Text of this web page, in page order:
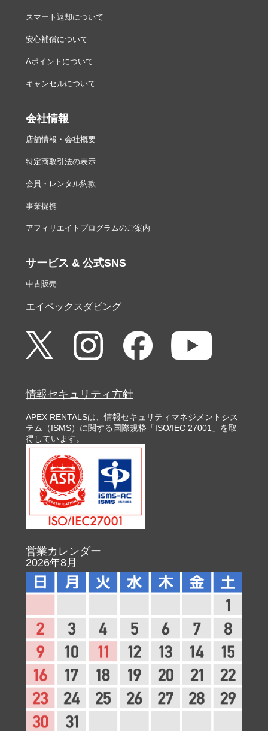
スマート返却について
安心補償について
Aポイントについて
キャンセルについて
会社情報
店舗情報・会社概要
特定商取引法の表示
会員・レンタル約款
事業提携
アフィリエイトプログラムのご案内
サービス & 公式SNS
中古販売
エイペックスダビング
情報セキュリティ方針
APEX RENTALSは、情報セキュリティマネジメントシス
テム（ISMS）に関する国際規格「ISO/IEC 27001」を取
得しています。
営業カレンダー
2026年8月